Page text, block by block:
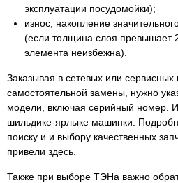
эксплуатации посудомойки);
износ, накопление
(если толщина слоя превышает
элемента неизбежна).
Заказывая в сетевых или сервисных
самостоятельной замены, нужно
модели, включая серийный номер.
шильдике-ярлыке машинки.
поиску и и выбору качественных
привели здесь.
Также при выборе ТЭНа важно